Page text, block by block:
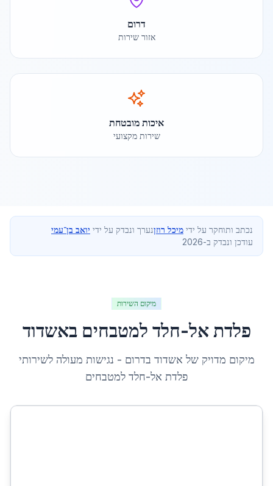
דרום
אזור שירות
איכות מובטחת
שירות מקצועי
נכתב ותוחקר על ידי מיכל רוזןנערך ונבדק על ידי יואב בן־עמי
עודכן ונבדק ב-2026
מיקום השירות
פלדת אל-חלד למטבחים באשדוד
מיקום מדויק של אשדוד בדרום - נגישות מעולה לשירותי
פלדת אל-חלד למטבחים